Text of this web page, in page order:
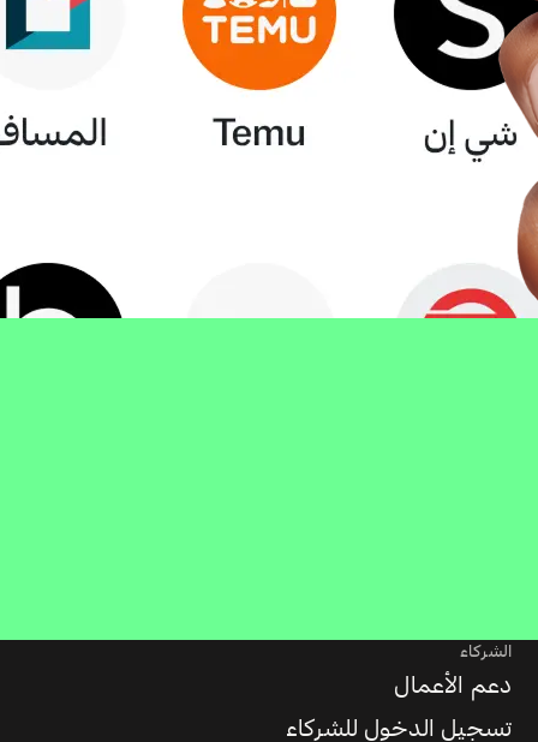
الشركاء
دعم الأعمال
تسجيل الدخول للشركاء